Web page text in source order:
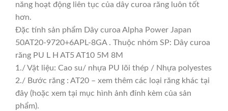
năng hoạt động liên tục của dây curoa răng luôn tốt
hơn.
Đặc tính sản phẩm Dây curoa Alpha Power Japan
50AT20-9720+6APL-8GA . Thuộc nhóm SP: Dây curoa
răng PU L H AT5 AT10 5M 8M
1./ Vật liệu: Cao su/ nhựa PU lõi thép / Nhựa polyestes
2./ Bước răng : AT20 – xem thêm các loại răng khác tại
đây (hoặc xem tại mục hình ảnh đính kèm của sản
phẩm).